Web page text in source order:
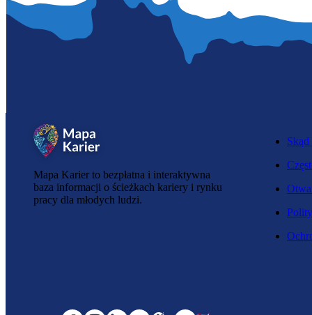
Mapa Karier to bezpłatna i interaktywna
baza informacji o ścieżkach kariery i rynku
pracy dla młodych ludzi.